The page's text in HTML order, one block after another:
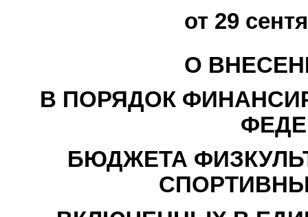
от 29
О
В ПОРЯДОК
БЮДЖЕТА